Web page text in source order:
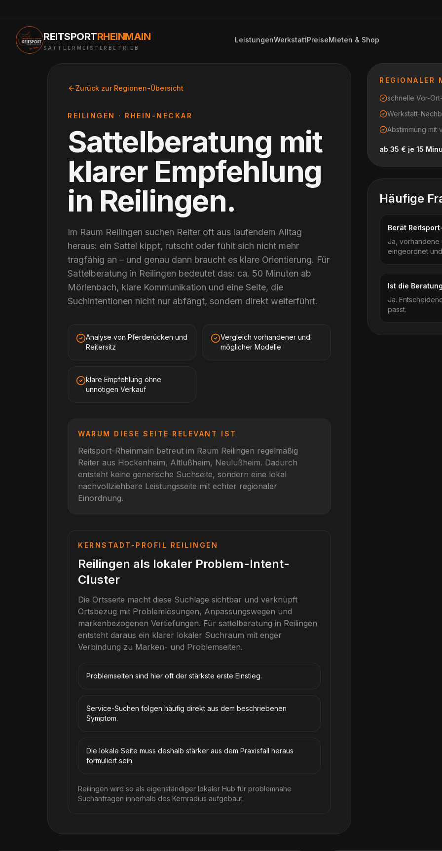
REITSPORTRHEINMAIN
SATTLERMEISTERBETRIEB
LeistungenWerkstattPreiseMieten & Shop
Zurück zur Regionen-Übersicht
REILINGEN · RHEIN-NECKAR
Sattelberatung mit
klarer Empfehlung
in Reilingen.
Im Raum Reilingen suchen Reiter oft aus laufendem Alltag
heraus: ein Sattel kippt, rutscht oder fühlt sich nicht mehr
tragfähig an – und genau dann braucht es klare Orientierung. Für
Sattelberatung in Reilingen bedeutet das: ca. 50 Minuten ab
Mörlenbach, klare Kommunikation und eine Seite, die
Suchintentionen nicht nur abfängt, sondern direkt weiterführt.
Analyse von Pferderücken und
Reitersitz
Vergleich vorhandener und
möglicher Modelle
klare Empfehlung ohne
unnötigen Verkauf
WARUM DIESE SEITE RELEVANT IST
Reitsport-Rheinmain betreut im Raum Reilingen regelmäßig
Reiter aus Hockenheim, Altlußheim, Neulußheim. Dadurch
entsteht keine generische Suchseite, sondern eine lokal
nachvollziehbare Leistungsseite mit echter regionaler
Einordnung.
KERNSTADT-PROFIL REILINGEN
Reilingen als lokaler Problem-Intent-
Cluster
Die Ortsseite macht diese Suchlage sichtbar und verknüpft
Ortsbezug mit Problemlösungen, Anpassungswegen und
markenbezogenen Vertiefungen. Für sattelberatung in Reilingen
entsteht daraus ein klarer lokaler Suchraum mit enger
Verbindung zu Marken- und Problemseiten.
Problemseiten sind hier oft der stärkste erste Einstieg.
Service-Suchen folgen häufig direkt aus dem beschriebenen
Symptom.
Die lokale Seite muss deshalb stärker aus dem Praxisfall heraus
formuliert sein.
Reilingen wird so als eigenständiger lokaler Hub für problemnahe
Suchanfragen innerhalb des Kernradius aufgebaut.
REGIONALER
schnelle Vor-
Werkstatt-
Abstimmung
ab 35 € je 15
Häufige
Berät
Ja,
eingeordnet
Ist die
Ja.
passt.